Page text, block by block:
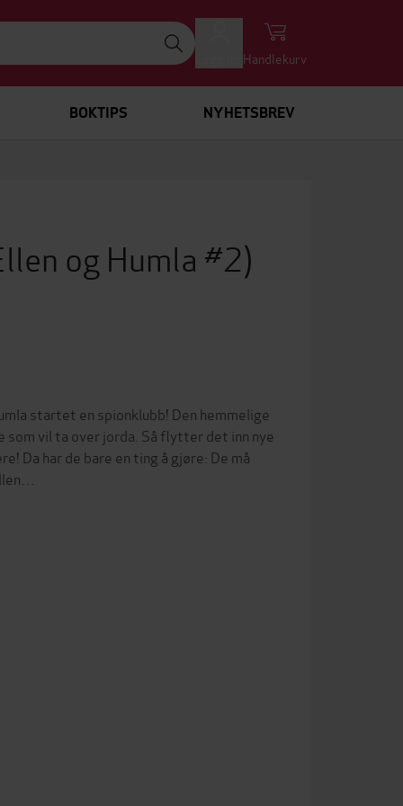
Handlekurv
BOKTIPS NYHETSBREV
og Humla #2)
startet en spionklubb! Den hemmelige
vil ta over jorda. Så flytter det inn nye
Da har de bare en ting å gjøre: De må